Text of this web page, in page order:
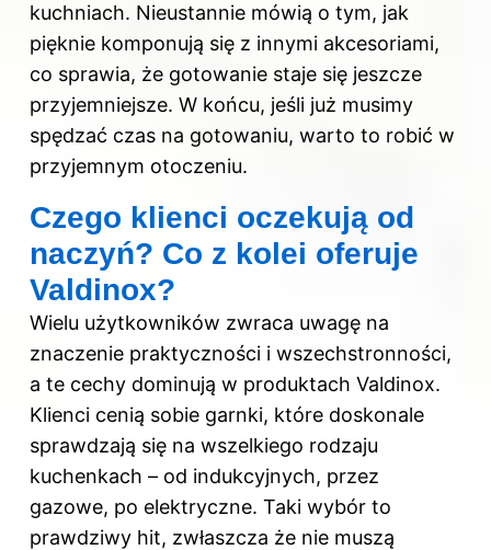
kuchniach. Nieustannie mówią o tym, jak
pięknie komponują się z innymi akcesoriami,
co sprawia, że gotowanie staje się jeszcze
przyjemniejsze. W końcu, jeśli już musimy
spędzać czas na gotowaniu, warto to robić w
przyjemnym otoczeniu.
Czego klienci oczekują od
naczyń? Co z kolei oferuje
Valdinox?
Wielu użytkowników zwraca uwagę na
znaczenie praktyczności i wszechstronności,
a te cechy dominują w produktach Valdinox.
Klienci cenią sobie garnki, które doskonale
sprawdzają się na wszelkiego rodzaju
kuchenkach – od indukcyjnych, przez
gazowe, po elektryczne. Taki wybór to
prawdziwy hit, zwłaszcza że nie muszą